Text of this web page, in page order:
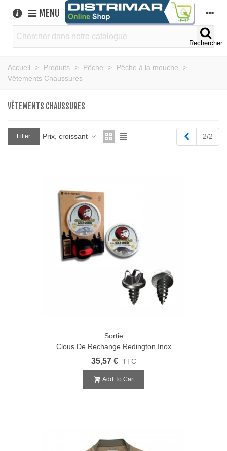
MENU
Rechercher
Accueil > Produits > Pêche > Pêche à la mouche
>
Vêtements Chaussures
VÊTEMENTS CHAUSSURES
Filter Prix, croissant Previous
2/2
Sortie
Clous De Rechange Redington Inox
35,57 € TTC
Add To Cart